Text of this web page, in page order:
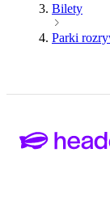
Bilety
Parki